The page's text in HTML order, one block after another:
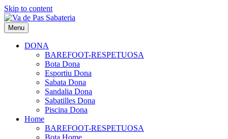
Skip to content
Menu
DONA
BAREFOOT-RESPETUOSA
Bota Dona
Esportiu Dona
Sabata Dona
Sandalia Dona
Sabatilles Dona
Piscina Dona
Home
BAREFOOT-RESPETUOSA
Bota Home